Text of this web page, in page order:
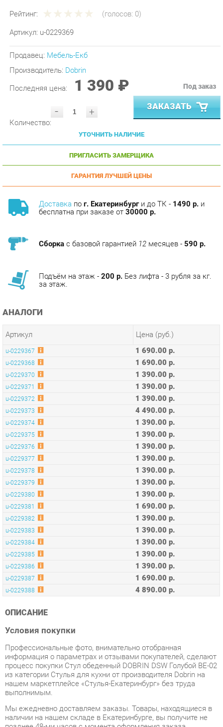
Артикул: u-0229369
Продавец: Мебель-Екб
Производитель:Dobrin
Последняя цена: 1 390 ₽
- +
ЗАКАЗАТЬ
УТОЧНИТЬ НАЛИЧИЕ
ПРИГЛАСИТЬ ЗАМЕРЩИКА
ГАРАНТИЯ ЛУЧШЕЙ ЦЕНЫ
по г. Екатеринбурги до ТК -
бесплатна при заказе от30000 р.
с базовой гарантией месяцев -
Подъём на этаж - 200 р.
Без лифта - 3 рубля за кг.
АНАЛОГИ
u-0229368 1 690.00 р.
1 390.00 р.
u-0229372 1 390.00 р.
u-0229373 4 490.00 р.
u-0229374 1 390.00 р.
u-0229375 1 390.00 р.
u-0229376 1 390.00 р.
u-0229377 1 390.00 р.
u-0229378 1 390.00 р.
u-0229379 1 390.00 р.
u-0229380 1 390.00 р.
u-0229381 1 690.00 р.
u-0229382 1 390.00 р.
u-0229383 1 390.00 р.
u-0229384 1 390.00 р.
u-0229385 1 390.00 р.
u-0229386 1 390.00 р.
u-0229387 1 690.00 р.
u-0229388 4 890.00 р.
ОПИСАНИЕ
Условия покупки
информация о параметрах и отзывами покупателей, сделают
из категории Стулья для кухни от производителя Dobrin на
выполнимым.
Мы ежедневно доставляем заказы. Товары, находящиеся в
наличии на нашем складе в Екатеринбурге, вы получите не
позднее 48-ми часов с момента оформления заказа.
Срок доставки до отдалённых регионов, а также для товаров,
находящихся на складах производителей, вычисляется
индивидуально. Чтобы узнать подробности о наличии, сроках
и стоимости доставки, используйте нашу формуобратной